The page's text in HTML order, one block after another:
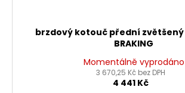
brzdový kotouč přední
BRAKING
Momentálně vyprodáno
3 670,25 Kč bez DPH
4 441 Kč